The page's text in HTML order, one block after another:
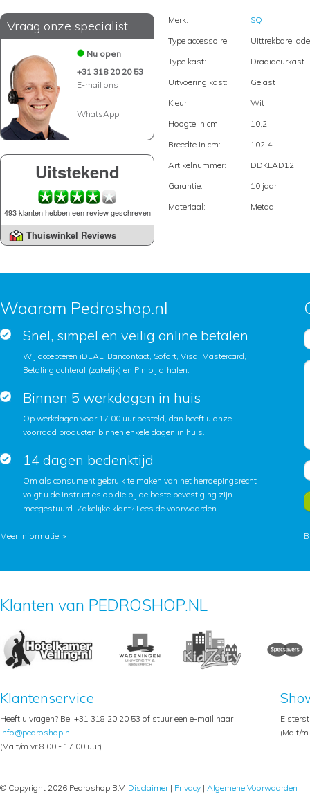
Vraag onze specialist
Nu open
+31 318 20 20 53
E-mail ons
WhatsApp
Uitstekend
493 klanten hebben een review geschreven
Thuiswinkel Reviews
Merk:
SQ
Type accessoire:
Uittrekbare lade
Type kast:
Draaideurkast
Uitvoering kast:
Gelast
Kleur:
Wit
Hoogte in cm:
10,2
Breedte in cm:
102,4
Artikelnummer:
DDKLAD12
Garantie:
10 jaar
Materiaal:
Metaal
Waarom Pedroshop.nl
Snel, simpel en veilig online betalen
Wij accepteren iDEAL, Bancontact, Sofort, Visa, Mastercard,
Betaling achteraf (zakelijk) en Pin bij afhalen.
Binnen 5 werkdagen in huis
Op werkdagen voor 17.00 uur besteld, dan heeft u onze
voorraad producten binnen enkele dagen in huis.
14 dagen bedenktijd
Om als consument gebruik te maken van het herroepingsrecht
volgt u de instructies op die bij de bestelbevestiging zijn
meegestuurd. Zakelijke klant? Lees de voorwaarden.
Meer informatie >
Klanten van PEDROSHOP.NL
Klantenservice
Heeft u vragen? Bel +31 318 20 20 53 of stuur een e-mail naar
info@pedroshop.nl
(Ma t/m vr 8.00 - 17.00 uur)
(Ma t/
© Copyright 2026 Pedroshop B.V. Disclaimer| Privacy | Algemene Voorwaarden